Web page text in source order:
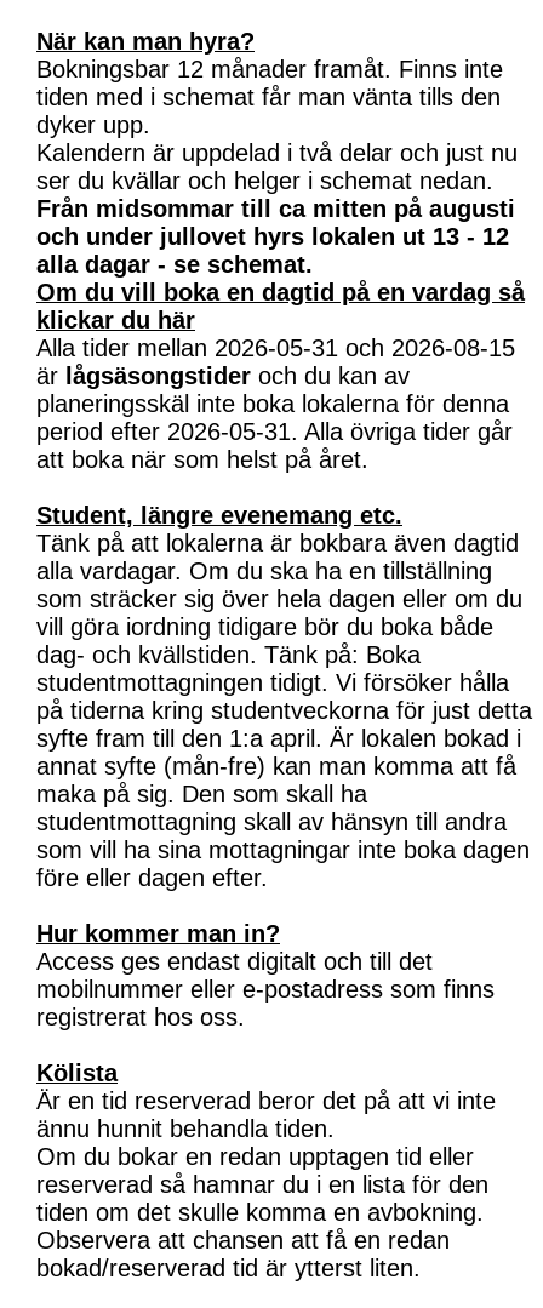
När kan man hyra?
Bokningsbar 12 månader framåt. Finns inte
tiden med i schemat får man vänta tills den
dyker upp.
Kalendern är uppdelad i två delar och just nu
ser du kvällar och helger i schemat nedan.
Från midsommar till ca mitten på augusti
och under jullovet hyrs lokalen ut 13 - 12
alla dagar - se schemat.
Om du vill boka en dagtid på en vardag så
klickar du här
Alla tider mellan 2026-05-31 och 2026-08-15
är lågsäsongstider och du kan av
planeringsskäl inte boka lokalerna för denna
period efter 2026-05-31. Alla övriga tider går
att boka när som helst på året.
Student, längre evenemang etc.
Tänk på att lokalerna är bokbara även dagtid
alla vardagar. Om du ska ha en tillställning
som sträcker sig över hela dagen eller om du
vill göra iordning tidigare bör du boka både
dag- och kvällstiden. Tänk på: Boka
studentmottagningen tidigt. Vi försöker hålla
på tiderna kring studentveckorna för just detta
syfte fram till den 1:a april. Är lokalen bokad i
annat syfte (mån-fre) kan man komma att få
maka på sig. Den som skall ha
studentmottagning skall av hänsyn till andra
som vill ha sina mottagningar inte boka dagen
före eller dagen efter.
Hur kommer man in?
Access ges endast digitalt och till det
mobilnummer eller e-postadress som finns
registrerat hos oss.
Kölista
Är en tid reserverad beror det på att vi inte
ännu hunnit behandla tiden.
Om du bokar en redan upptagen tid eller
reserverad så hamnar du i en lista för den
tiden om det skulle komma en avbokning.
Observera att chansen att få en redan
bokad/reserverad tid är ytterst liten.